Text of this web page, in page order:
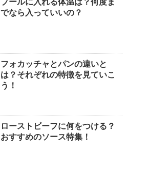
プールに入れる体温は？何度ま
でなら入っていいの？
フォカッチャとパンの違いと
は？それぞれの特徴を見ていこ
う！
ローストビーフに何をつける？
おすすめのソース特集！